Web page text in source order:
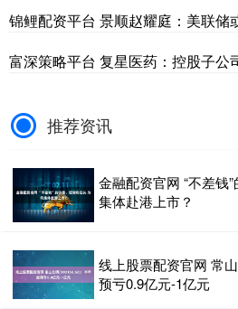
锦鲤配资平台 景顺赵耀庭：美联储
富深策略平台 复星医药：控股子公
推荐资讯
金融配资官网 “不差钱
集体赴港上市？
线上股票配资官网 常
预亏0.9亿元-1亿元